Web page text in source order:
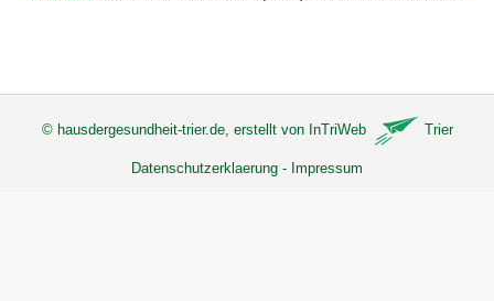
© hausdergesundheit-trier.de, erstellt von InTriWeb Trier
Datenschutzerklaerung - Impressum